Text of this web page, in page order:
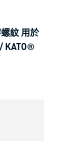
紋 用於
KATO®